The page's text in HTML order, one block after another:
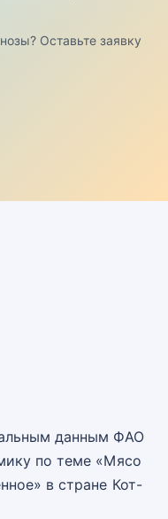
Оставьте заявку
данным ФАО
по теме «Мясо
в стране Кот-